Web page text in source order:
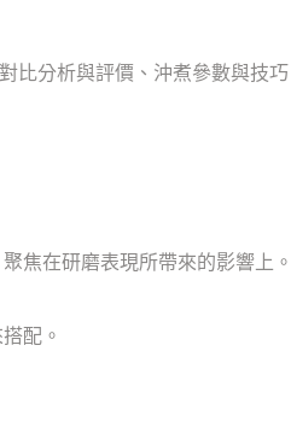
比分析與評價、沖煮參數與技巧
焦在研磨表現所帶來的影響上。
配。